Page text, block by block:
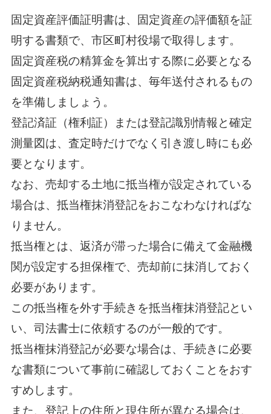
固定資産評価証明書は、固定資産の評価額を証
明する書類で、市区町村役場で取得します。
固定資産税の精算金を算出する際に必要となる
固定資産税納税通知書は、毎年送付されるもの
を準備しましょう。
登記済証（権利証）または登記識別情報と確定
測量図は、査定時だけでなく引き渡し時にも必
要となります。
なお、売却する土地に抵当権が設定されている
場合は、抵当権抹消登記をおこなわなければな
りません。
抵当権とは、返済が滞った場合に備えて金融機
関が設定する担保権で、売却前に抹消しておく
必要があります。
この抵当権を外す手続きを抵当権抹消登記とい
い、司法書士に依頼するのが一般的です。
抵当権抹消登記が必要な場合は、手続きに必要
な書類について事前に確認しておくことをおす
すめします。
また、登記上の住所と現住所が異なる場合は、